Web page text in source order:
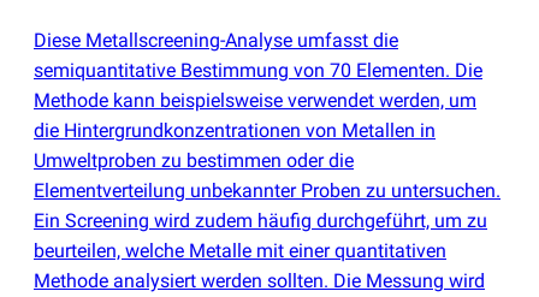
Diese Metallscreening-Analyse umfasst die
semiquantitative Bestimmung von 70 Elementen. Die
Methode kann beispielsweise verwendet werden, um
die Hintergrundkonzentrationen von Metallen in
Umweltproben zu bestimmen oder die
Elementverteilung unbekannter Proben zu untersuchen.
Ein Screening wird zudem häufig durchgeführt, um zu
beurteilen, welche Metalle mit einer quantitativen
Methode analysiert werden sollten. Die Messung wird